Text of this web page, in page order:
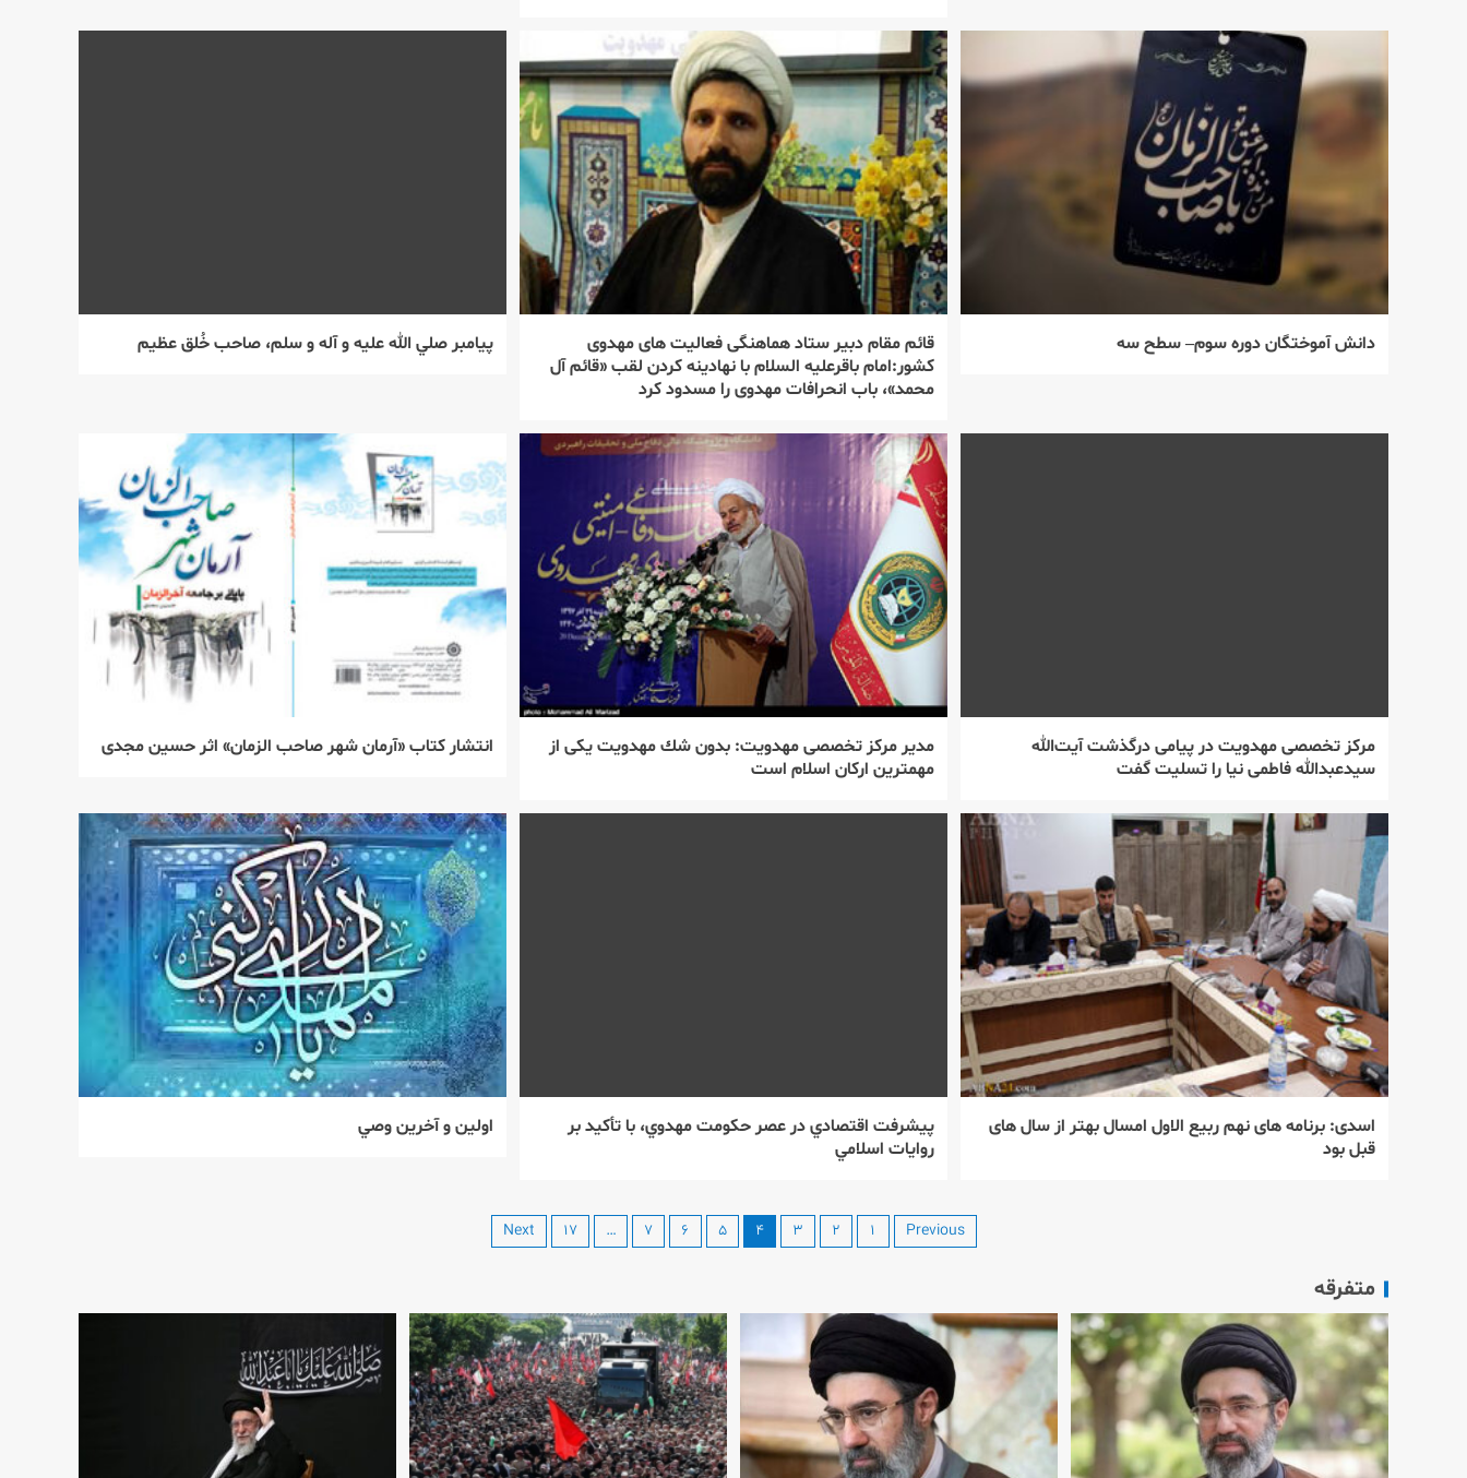
دانش آموختگان دوره سوم– سطح سه
قائم مقام دبیر ستاد هماهنگی فعالیت های مهدوی
كشور:امام باقرعلیه السلام با نهادینه كردن لقب «قائم آل
محمد»، باب انحرافات مهدوی را مسدود كرد
پيامبر صلي الله عليه و آله و سلم، صاحب خُلق عظيم
مركز تخصصی مهدویت در پیامی درگذشت آیت‌الله
سیدعبدالله فاطمی نیا را تسلیت گفت
مدیر مركز تخصصی مهدویت: بدون شك مهدویت یكی از
مهمترین اركان اسلام است
انتشار كتاب «آرمان شهر صاحب الزمان» اثر حسین مجدی
اسدی: برنامه های نهم ربیع الاول امسال بهتر از سال های
قبل بود
پيشرفت اقتصادي در عصر حكومت مهدوي، با تأكيد بر
روايات اسلامي
اولين و آخرين وصي
Previous ۱ ۲ ۳ ۴ ۵ ۶ ۷ … ۱۷ Next
متفرقه